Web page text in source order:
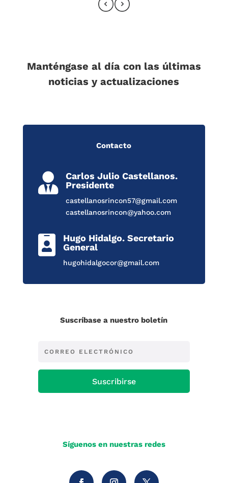
Manténgase al día con las últimas
noticias y actualizaciones
Contacto

Carlos Julio Castellanos.
Presidente
castellanosrincon57@gmail.com
castellanosrincon@yahoo.com

Hugo Hidalgo. Secretario
General
hugohidalgocor@gmail.com
Suscríbase a nuestro boletín
Suscribirse
Síguenos en nuestras redes